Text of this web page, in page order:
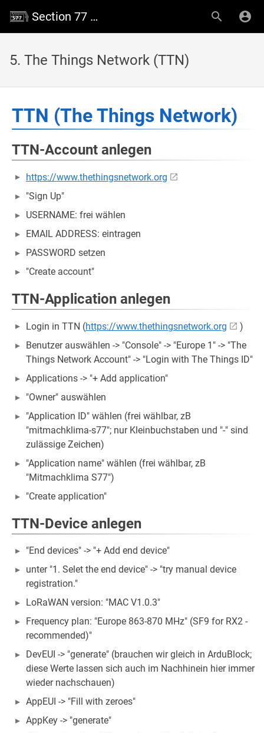
Section 77 Wiki
5. The Things Network (TTN)
TTN (The Things Network)
TTN-Account anlegen
https://www.thethingsnetwork.org
"Sign Up"
USERNAME: frei wählen
EMAIL ADDRESS: eintragen
PASSWORD setzen
"Create account"
TTN-Application anlegen
Login in TTN (https://www.thethingsnetwork.org
)
Benutzer auswählen -> "Console" -> "Europe 1" -> "The
Things Network Account" -> "Login with The Things ID"
Applications -> "+ Add application"
"Owner" auswählen
"Application ID" wählen (frei wählbar, zB
"mitmachklima-s77"; nur Kleinbuchstaben und "-" sind
zulässige Zeichen)
"Application name" wählen (frei wählbar, zB
"Mitmachklima S77")
"Create application"
TTN-Device anlegen
"End devices" -> "+ Add end device"
unter "1. Selet the end device" -> "try manual device
registration."
LoRaWAN version: "MAC V1.0.3"
Frequency plan: "Europe 863-870 MHz" (SF9 for RX2 -
recommended)"
DevEUI -> "generate" (brauchen wir gleich in ArduBlock;
diese Werte lassen sich auch im Nachhinein hier immer
wieder nachschauen)
AppEUI -> "Fill with zeroes"
AppKey -> "generate"